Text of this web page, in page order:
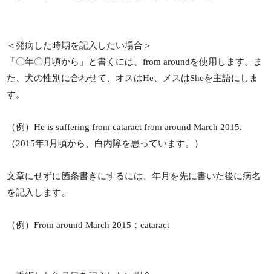
＜発病した時期を記入したい場合＞
「〇年〇月頃から」と書くには、from aroundを使用します。ま
た、犬の性別に合わせて、オスはHe、メスはSheを主語にしま
す。
（例）He is suffering from cataract from around March 2015.
（2015年3月頃から、白内障を患っています。）
文章にせずに箇条書きにするには、年月を先に書いた後に病名
を記入します。
（例）From around March 2015：cataract